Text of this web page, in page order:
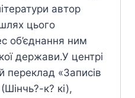
автор
цього
об’єднання ним
держави.У центрі
переклад «Записів
к? кі),